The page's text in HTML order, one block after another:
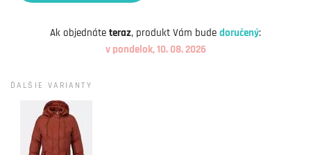
Ak objednáte teraz, produkt Vám bude doručený:
v pondelok, 10. 08. 2026
ĎALŠIE VARIANTY